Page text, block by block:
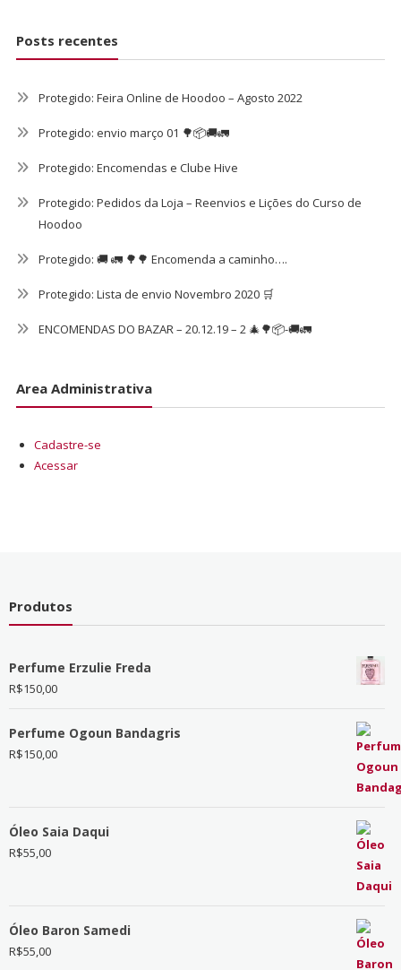
Posts recentes
Protegido: Feira Online de Hoodoo – Agosto 2022
Protegido: envio março 01 🌳📦🚚🚛
Protegido: Encomendas e Clube Hive
Protegido: Pedidos da Loja – Reenvios e Lições do Curso de
Hoodoo
Protegido: 🚚 🚛 🌳🌳 Encomenda a caminho….
Protegido: Lista de envio Novembro 2020 🛒
ENCOMENDAS DO BAZAR – 20.12.19 – 2 🎄🌳📦-🚚🚛
Area Administrativa
Cadastre-se
Acessar
Produtos
Perfume Erzulie Freda
R$150,00
Perfume Ogoun Bandagris
R$150,00
Óleo Saia Daqui
R$55,00
Óleo Baron Samedi
R$55,00